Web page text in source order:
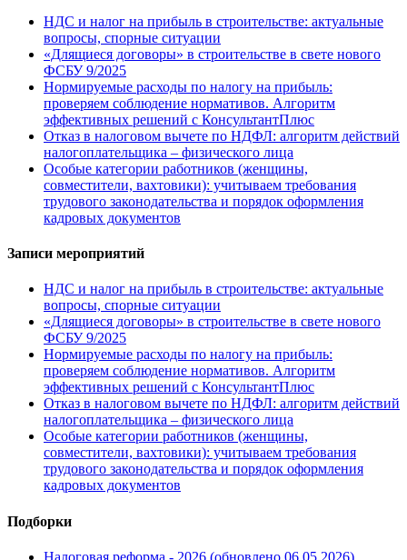
НДС и налог на прибыль в строительстве: актуальные
вопросы, спорные ситуации
«Длящиеся договоры» в строительстве в свете нового
ФСБУ 9/2025
Нормируемые расходы по налогу на прибыль:
проверяем соблюдение нормативов. Алгоритм
эффективных решений с КонсультантПлюс
Отказ в налоговом вычете по НДФЛ: алгоритм действий
налогоплательщика – физического лица
Особые категории работников (женщины,
совместители, вахтовики): учитываем требования
трудового законодательства и порядок оформления
кадровых документов
Записи мероприятий
НДС и налог на прибыль в строительстве: актуальные
вопросы, спорные ситуации
«Длящиеся договоры» в строительстве в свете нового
ФСБУ 9/2025
Нормируемые расходы по налогу на прибыль:
проверяем соблюдение нормативов. Алгоритм
эффективных решений с КонсультантПлюс
Отказ в налоговом вычете по НДФЛ: алгоритм действий
налогоплательщика – физического лица
Особые категории работников (женщины,
совместители, вахтовики): учитываем требования
трудового законодательства и порядок оформления
кадровых документов
Подборки
Налоговая реформа - 2026 (обновлено 06.05.2026)